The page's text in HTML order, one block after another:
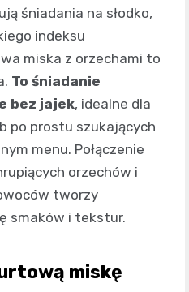
śniadania na słodko,
indeksu
miska z orzechami to
To śniadanie
bez jajek, idealne dla
po prostu szukających
menu. Połączenie
orzechów i
tworzy
smaków i tekstur.
miskę